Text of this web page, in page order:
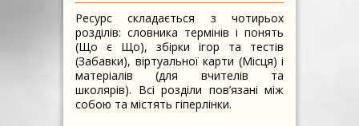
Ресурс складається з чотирьох
розділів: словника термінів і понять
(Що є Що), збірки ігор та тестів
(Забавки), віртуальної карти (Місця) і
матеріалів (для вчителів та
школярів). Всі розділи пов’язані між
собою та містять гіперлінки.